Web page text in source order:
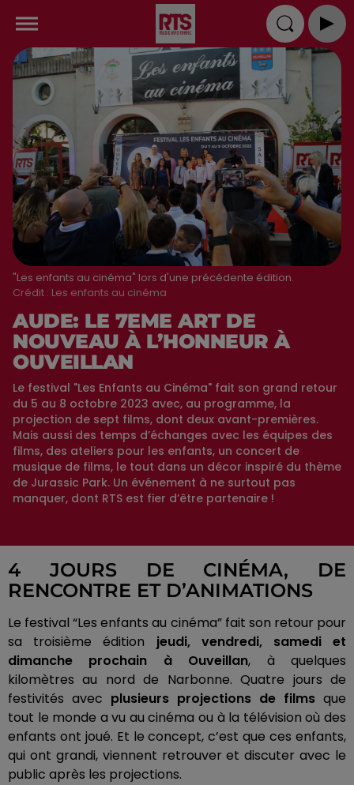
"Les enfants au cinéma" lors d'une précédente édition.
Crédit : Les enfants au cinéma
AUDE: LE 7EME ART DE
NOUVEAU À L’HONNEUR À
OUVEILLAN
Le festival "Les Enfants au Cinéma" fait son grand retour
du 5 au 8 octobre 2023 avec, au programme, la
projection de sept films, dont deux avant-premières.
Mais aussi des temps d’échanges avec les équipes des
films, des ateliers pour les enfants, un concert de
musique de films, le tout dans un décor inspiré du thème
de Jurassic Park. Un événement à ne surtout pas
manquer, dont RTS est fier d’être partenaire !
4 JOURS DE CINÉMA, DE
RENCONTRE ET D’ANIMATIONS
Le festival “Les enfants au cinéma” fait son retour pour
sa troisième édition jeudi, vendredi, samedi et
dimanche prochain à Ouveillan, à quelques
kilomètres au nord de Narbonne. Quatre jours de
festivités avec plusieurs projections de films que
tout le monde a vu au cinéma ou à la télévision où des
enfants ont joué. Et le concept, c’est que ces enfants,
qui ont grandi, viennent retrouver et discuter avec le
public après les projections.